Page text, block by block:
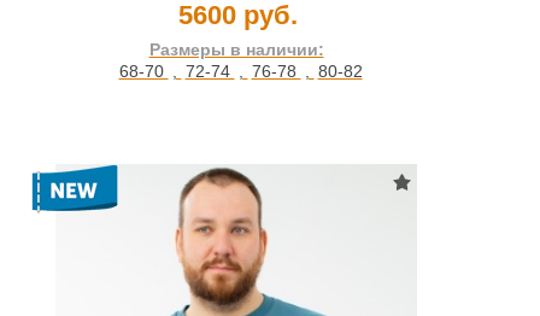
5600 руб.
Размеры в наличии:
68-70 , 72-74 , 76-78 , 80-82